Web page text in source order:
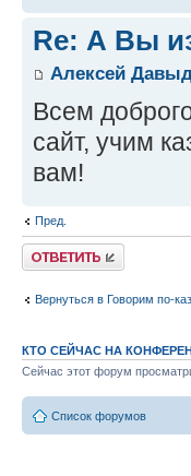
Re: А Вы
Алексей
Всем
сайт, учим
вам!
Пред.
Ответить
Вернуться в Говорим по-
КТО СЕЙЧАС НА
Сейчас этот форум
Список форумов